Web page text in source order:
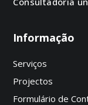
Informação
Serviços
Projectos
Formulário de